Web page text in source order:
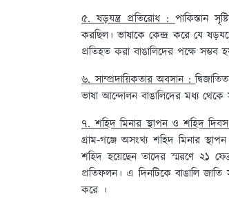
৫. ষড়যন্ত্র প্রতিরোধ :পাকিস্তান
করছিল। ভাষাকে কেন্দ্র করে যে
প্রতিহত করা বাঙালিদের পক্ষে সম্ভব
৬. সাম্প্রদায়িকতার অবসান :
ভাষা আন্দোলন বাঙালিদের মধ্য থেকে
৭. শহিদ মিনার স্থাপন ও শহিদ
গ্রাম-গঞ্জে অসংখ্য শহিদ মিনার
শহিদ হয়েছেন তাদের স্মরণে ২১
প্রতিফলন। এ দিনটিকে বাঙালি
করে ।